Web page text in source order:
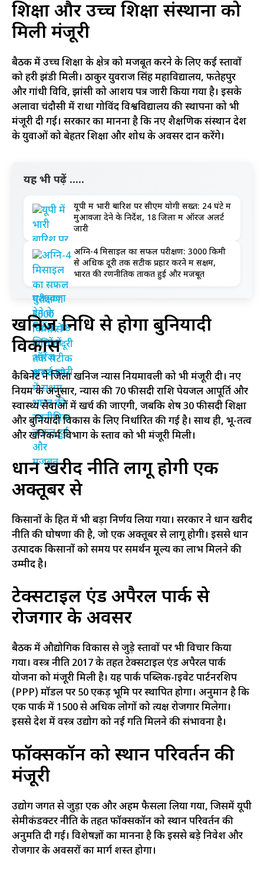
शिक्षा और उच्च शिक्षा संस्थानों को
मिली मंजूरी
बैठक में उच्च शिक्षा के क्षेत्र को मजबूत करने के लिए कई प्रस्तावों
को हरी झंडी मिली। ठाकुर युवराज सिंह महाविद्यालय, फतेहपुर
और गांधी विवि, झांसी को आशय पत्र जारी किया गया है। इसके
अलावा चंदौसी में राधा गोविंद विश्वविद्यालय की स्थापना को भी
मंजूरी दी गई। सरकार का मानना है कि नए शैक्षणिक संस्थान प्रदेश
के युवाओं को बेहतर शिक्षा और शोध के अवसर प्रदान करेंगे।
यह भी पढ़ें .....
यूपी में भारी बारिश पर सीएम योगी सख्त: 24 घंटे में
मुआवजा देने के निर्देश, 18 जिलों में ऑरेंज अलर्ट
जारी
अग्नि-4 मिसाइल का सफल परीक्षण: 3000 किमी
से अधिक दूरी तक सटीक प्रहार करने में सक्षम,
भारत की रणनीतिक ताकत हुई और मजबूत
खनिज निधि से होगा बुनियादी
विकास
कैबिनेट ने जिला खनिज न्यास नियमावली को भी मंजूरी दी। नए
नियम के अनुसार, न्यास की 70 फीसदी राशि पेयजल आपूर्ति और
स्वास्थ्य सेवाओं में खर्च की जाएगी, जबकि शेष 30 फीसदी शिक्षा
और बुनियादी विकास के लिए निर्धारित की गई है। साथ ही, भू-तत्व
और खनिकर्म विभाग के प्रस्ताव को भी मंजूरी मिली।
धान खरीद नीति लागू होगी एक
अक्तूबर से
किसानों के हित में भी बड़ा निर्णय लिया गया। सरकार ने धान खरीद
नीति की घोषणा की है, जो एक अक्तूबर से लागू होगी। इससे धान
उत्पादक किसानों को समय पर समर्थन मूल्य का लाभ मिलने की
उम्मीद है।
टेक्सटाइल एंड अपैरल पार्क से
रोजगार के अवसर
बैठक में औद्योगिक विकास से जुड़े प्रस्तावों पर भी विचार किया
गया। वस्त्र नीति 2017 के तहत टेक्सटाइल एंड अपैरल पार्क
योजना को मंजूरी मिली है। यह पार्क पब्लिक-प्राइवेट पार्टनरशिप
(PPP) मॉडल पर 50 एकड़ भूमि पर स्थापित होगा। अनुमान है कि
एक पार्क में 1500 से अधिक लोगों को प्रत्यक्ष रोजगार मिलेगा।
इससे प्रदेश में वस्त्र उद्योग को नई गति मिलने की संभावना है।
फॉक्सकॉन को स्थान परिवर्तन की
मंजूरी
उद्योग जगत से जुड़ा एक और अहम फैसला लिया गया, जिसमें यूपी
सेमीकंडक्टर नीति के तहत फॉक्सकॉन को स्थान परिवर्तन की
अनुमति दी गई। विशेषज्ञों का मानना है कि इससे बड़े निवेश और
रोजगार के अवसरों का मार्ग प्रशस्त होगा।